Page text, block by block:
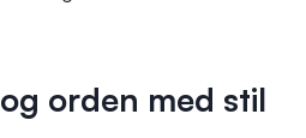
orden med stil